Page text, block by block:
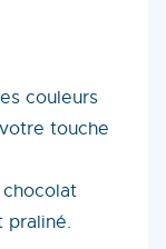
couleurs
touche
praliné.